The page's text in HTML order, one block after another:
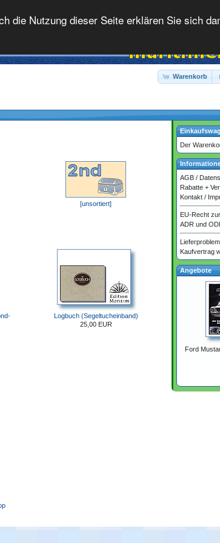
die Nutzung dieser Seite erklären Sie sich
Warenkorb
[unsortiert]
Logbuch (Segeltucheinband)
25,00 EUR
Der
AGB /
Rabatte +
Kontakt /
EU-Recht
ADR und
Kaufvertrag
Angebote
Ford